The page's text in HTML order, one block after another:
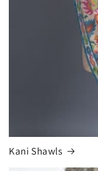
Kani Shawls